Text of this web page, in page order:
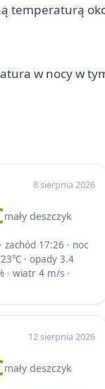
temperaturą
w nocy w
8 sierpnia 2026
mały deszczyk
zachód 17:26 · noc
· opady 3.4
· wiatr 4 m/s ·
12 sierpnia 2026
mały deszczyk